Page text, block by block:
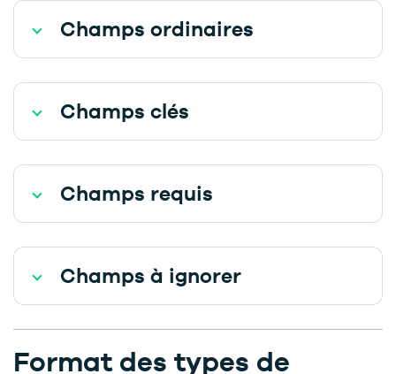
Champs ordinaires
Champs clés
Champs requis
Champs à ignorer
Format des types de